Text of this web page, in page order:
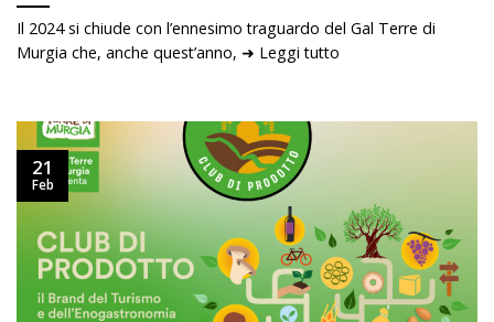
Il 2024 si chiude con l’ennesimo traguardo del Gal Terre di
Murgia che, anche quest’anno, ➜ Leggi tutto
21
Feb